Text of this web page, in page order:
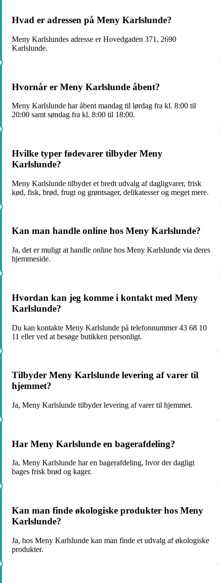
Hvad er adressen på Meny Karlslunde?
Meny Karlslundes adresse er Hovedgaden 371, 2690
Karlslunde.
Hvornår er Meny Karlslunde åbent?
Meny Karlslunde har åbent mandag til lørdag fra kl. 8:00 til
20:00 samt søndag fra kl. 8:00 til 18:00.
Hvilke typer fødevarer tilbyder Meny
Karlslunde?
Meny Karlslunde tilbyder et bredt udvalg af dagligvarer, frisk
kød, fisk, brød, frugt og grøntsager, delikatesser og meget mere.
Kan man handle online hos Meny Karlslunde?
Ja, det er muligt at handle online hos Meny Karlslunde via deres
hjemmeside.
Hvordan kan jeg komme i kontakt med Meny
Karlslunde?
Du kan kontakte Meny Karlslunde på telefonnummer 43 68 10
11 eller ved at besøge butikken personligt.
Tilbyder Meny Karlslunde levering af varer til
hjemmet?
Ja, Meny Karlslunde tilbyder levering af varer til hjemmet.
Har Meny Karlslunde en bagerafdeling?
Ja, Meny Karlslunde har en bagerafdeling, hvor der dagligt
bages frisk brød og kager.
Kan man finde økologiske produkter hos Meny
Karlslunde?
Ja, hos Meny Karlslunde kan man finde et udvalg af økologiske
produkter.